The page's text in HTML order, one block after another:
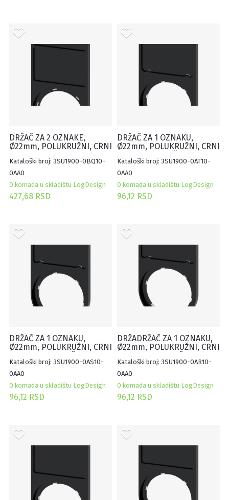
DRŽAČ ZA 2 OZNAKE,
Ø22mm, POLUKRUŽNI, CRNI
(100KOM)
Kataloški broj: 3SU1900-0BQ10-
0AA0
0 komada u skladištu LogDesign
427,68 RSD
DRŽAČ ZA 1 OZNAKU,
Ø22mm, POLUKRUŽNI, CRNI
(100KOM)
Kataloški broj: 3SU1900-0AT10-
0AA0
0 komada u skladištu LogDesign
96,12 RSD
DRŽAČ ZA 1 OZNAKU,
Ø22mm, POLUKRUŽNI, CRNI
(100KOM)
Kataloški broj: 3SU1900-0AS10-
0AA0
0 komada u skladištu LogDesign
96,12 RSD
DRŽADRŽAČ ZA 1 OZNAKU,
Ø22mm, POLUKRUŽNI, CRNI
(100KOM)
Kataloški broj: 3SU1900-0AR10-
0AA0
0 komada u skladištu LogDesign
96,12 RSD